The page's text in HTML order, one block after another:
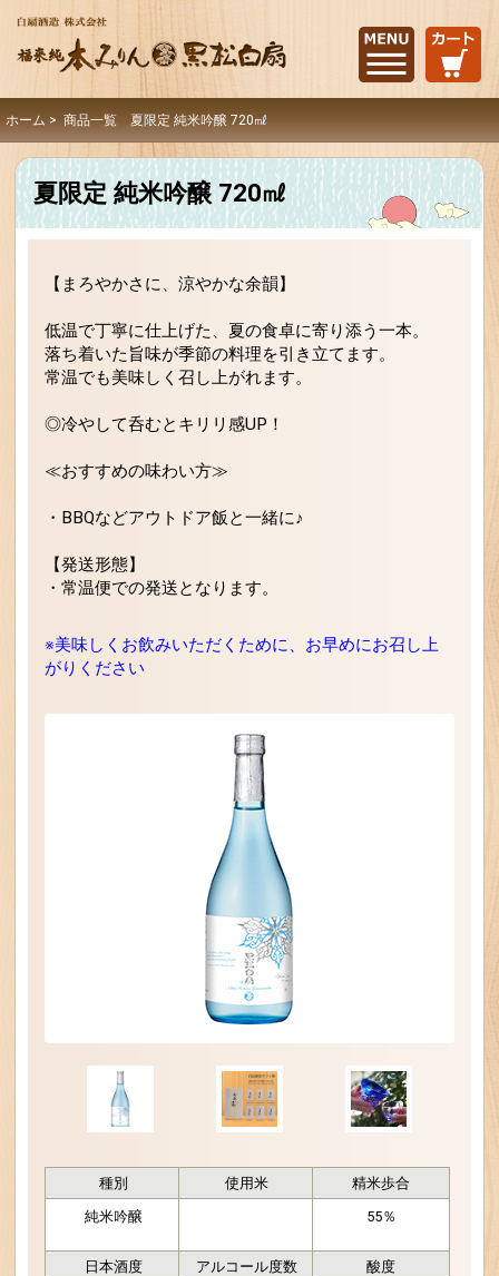
ホーム > 商品一覧 夏限定 純米吟醸 720㎖
夏限定 純米吟醸 720㎖
【まろやかさに、涼やかな余韻】
低温で丁寧に仕上げた、夏の食卓に寄り添う一本。
落ち着いた旨味が季節の料理を引き立てます。
常温でも美味しく召し上がれます。
◎冷やして呑むとキリリ感UP！
≪おすすめの味わい方≫
・BBQなどアウトドア飯と一緒に♪
【発送形態】
・常温便での発送となります。
※美味しくお飲みいただくために、お早めにお召し上
がりください
種別
純米吟醸
日本酒度
使用米
アルコール度数
精米歩合
55％
酸度